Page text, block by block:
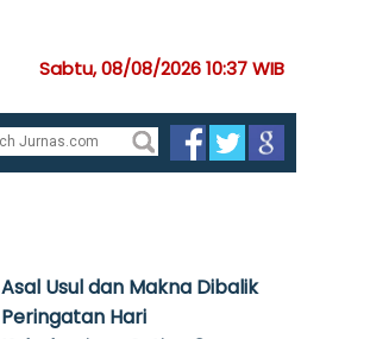
Sabtu, 08/08/2026 10:37 WIB
Asal Usul dan Makna Dibalik
Peringatan Hari